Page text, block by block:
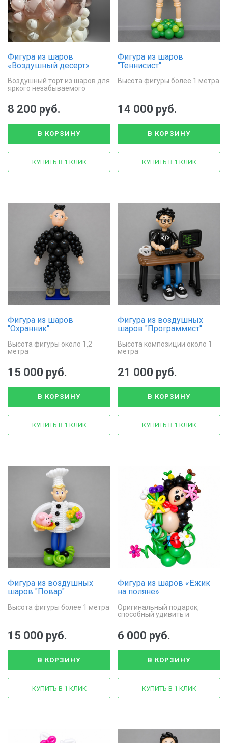
Фигура из шаров
«Воздушный десерт»
Воздушный торт из шаров для
яркого незабываемого
8 200 руб.
В КОРЗИНУ
КУПИТЬ В 1 КЛИК
Фигура из шаров
"Теннисист"
Высота фигуры более 1 метра
14 000 руб.
В КОРЗИНУ
КУПИТЬ В 1 КЛИК
Фигура из шаров
"Охранник"
Высота фигуры около 1,2
метра
15 000 руб.
В КОРЗИНУ
КУПИТЬ В 1 КЛИК
Фигура из воздушных
шаров "Программист"
Высота композиции около 1
метра
21 000 руб.
В КОРЗИНУ
КУПИТЬ В 1 КЛИК
Фигура из воздушных
шаров "Повар"
Высота фигуры более 1 метра
15 000 руб.
В КОРЗИНУ
КУПИТЬ В 1 КЛИК
Фигура из шаров «Ёжик
на поляне»
Оригинальный подарок,
способный удивить и
6 000 руб.
В КОРЗИНУ
КУПИТЬ В 1 КЛИК